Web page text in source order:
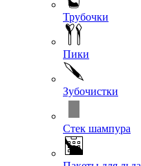
Трубочки
Пики
Зубочистки
Стек шампура